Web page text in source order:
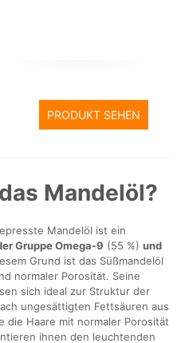
PRODUKT SEHEN
Mandelöl?
Mandelöl ist ein
Gruppe Omega-9 (55 %)und
Grund ist das Süßmandelöl
normaler Porosität. Seine
sich ideal zur Struktur der
ungesättigten Fettsäuren aus
die Haare mit normaler Porosität
ihnen den leuchtenden